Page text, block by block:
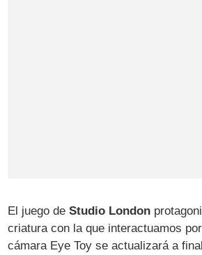
El juego deStudio London
criatura con la que interactuamos
cámara Eye Toy se actualizará a